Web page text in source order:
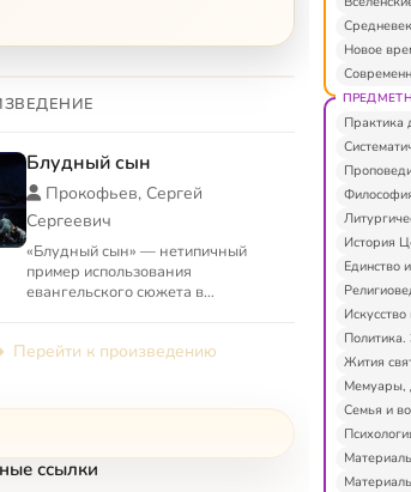
Блудный сын
Прокофьев, Сергей
Сергеевич
«Блудный сын» — нетипичный
пример использования
евангельского сюжета в
Перейти к произведению
ссылки
Новое
Практика
История
Единство
Жития
Мемуары,
Семья и